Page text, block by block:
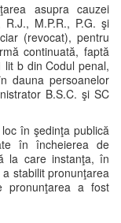
asupra cauzei
M.P.R., P.G. şi
(revocat), pentru
continuată, faptă
b din Codul penal,
dauna persoanelor
B.S.C. şi SC
în şedinţa publică
în încheierea de
la care instanţa, în
stabilit pronunţarea
pronunţarea a fost